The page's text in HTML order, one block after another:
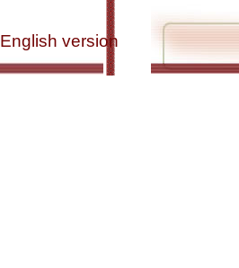
English version